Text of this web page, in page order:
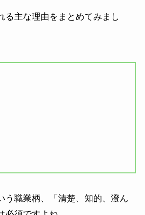
る主な理由をまとめてみまし
う職業柄、「清楚、知的、澄ん